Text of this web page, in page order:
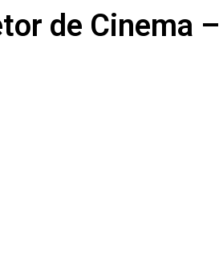
de Cinema –